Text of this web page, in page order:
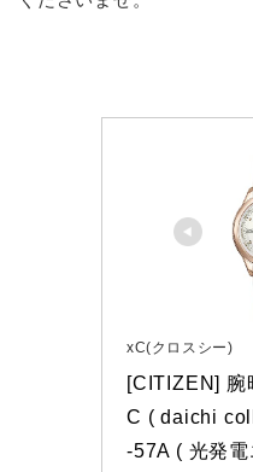
xC(クロスシー)
[CITIZEN] 腕
C ( daichi
-57A ( 光発